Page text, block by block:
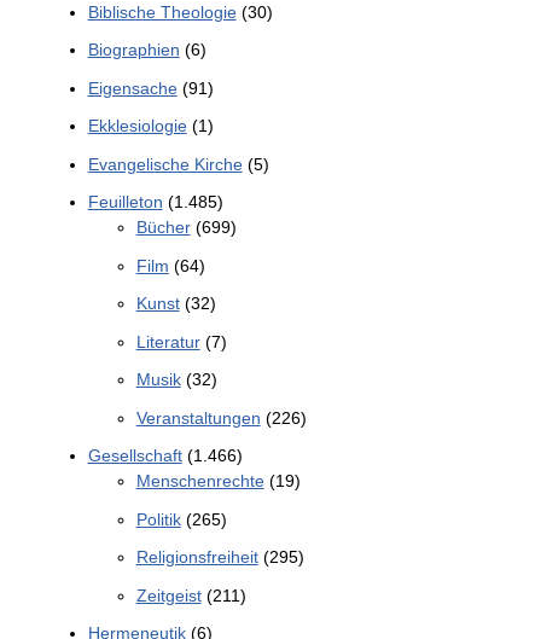
Biblische Theologie(30)
Biographien (6)
Eigensache(91)
Ekklesiologie(1)
Evangelische Kirche(5)
Feuilleton (1.485)
Bücher(699)
Film (64)
Kunst(32)
Literatur(7)
Musik(32)
Veranstaltungen (226)
Gesellschaft(1.466)
Menschenrechte(19)
Politik(265)
Religionsfreiheit(295)
Zeitgeist(211)
Hermeneutik(6)